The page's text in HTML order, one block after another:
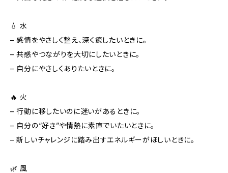
💧 水
– 感情をやさしく整え、深く癒したいときに。
– 共感やつながりを大切にしたいときに。
– 自分にやさしくありたいときに。
🔥 火
– 行動に移したいのに迷いがあるときに。
– 自分の“好き”や情熱に素直でいたいときに。
– 新しいチャレンジに踏み出すエネルギーがほしいときに。
🌿 風